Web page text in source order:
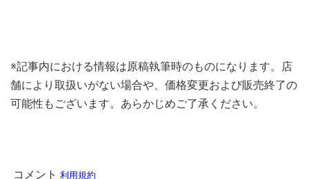
※記事内における情報は原稿執筆時のものになります。店
舗により取扱いがない場合や、価格変更および販売終了の
可能性もございます。あらかじめご了承ください。